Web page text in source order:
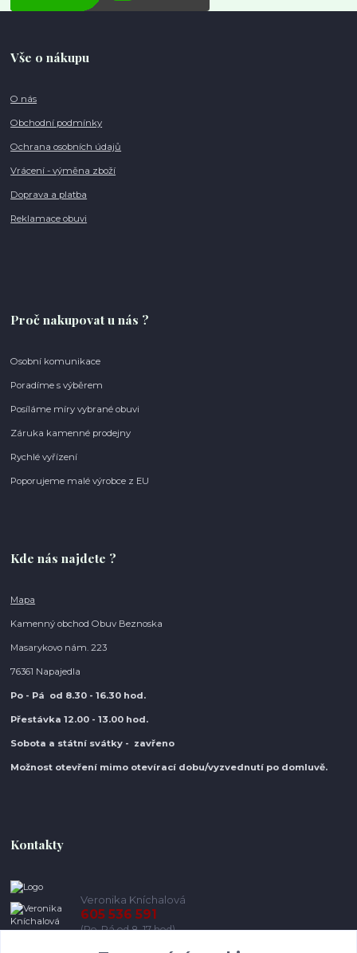
Vše o nákupu
O nás
Obchodní podmínky
Ochrana osobních údajů
Vrácení - výměna zboží
Doprava a platba
Reklamace obuvi
Proč nakupovat u nás ?
Osobní komunikace
Poradíme s výběrem
Posíláme míry vybrané obuvi
Záruka kamenné prodejny
Rychlé vyřízení
Poporujeme malé výrobce z EU
Kde nás najdete ?
Mapa
Kamenný obchod Obuv Beznoska
Masarykovo nám. 223
76361 Napajedla
Po - Pá od 8.30 - 16.30 hod.
Přestávka 12.00 - 13.00 hod.
Sobota a státní svátky - zavřeno
Možnost otevření mimo otevírací dobu/vyzvednutí po domluvě.
Kontakty
Veronika Kníchalová
605 536 591
(Po-Pá od 8-17 hod)